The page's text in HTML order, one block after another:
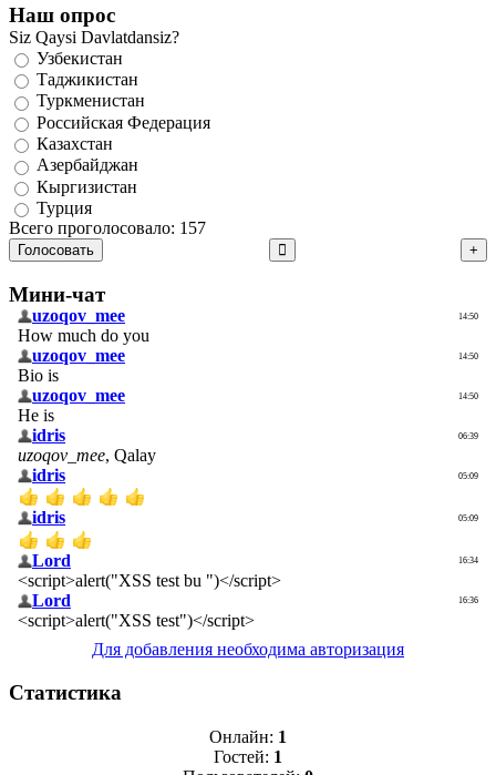
Наш опрос
Siz Qaysi Davlatdansiz?
Узбекистан
Таджикистан
Туркменистан
Российская Федерация
Казахстан
Азербайджан
Кыргизистан
Турция
Всего проголосовало: 157
Голосовать
Мини-чат
Для добавления необходима авторизация
Статистика
Онлайн: 1
Гостей: 1